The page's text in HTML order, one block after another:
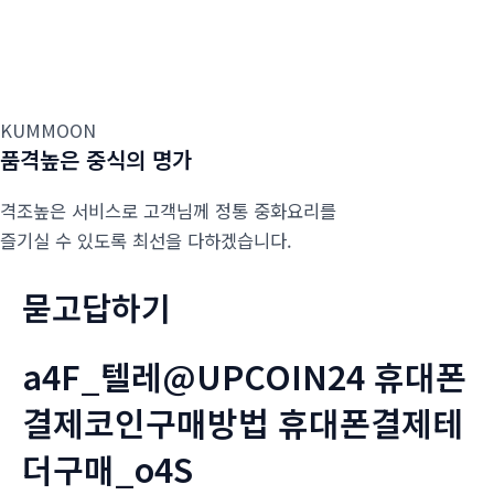
KUMMOON
품격높은 중식의 명가
격조높은 서비스로 고객님께 정통 중화요리를
즐기실 수 있도록 최선을 다하겠습니다.
묻고답하기
a4F_텔레@UPCOIN24 휴대폰
결제코인구매방법 휴대폰결제테
더구매_o4S